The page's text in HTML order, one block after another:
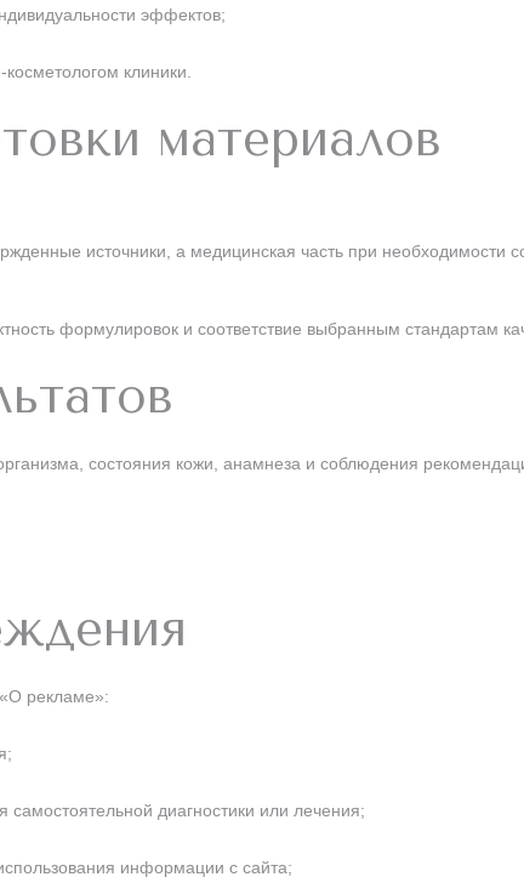
эффектов;
клиники.
материалов
источники, а медицинская часть при необходимости
формулировок и соответствие выбранным стандартам
состояния кожи, анамнеза и соблюдения
рекламе»:
диагностики или лечения;
информации с сайта;